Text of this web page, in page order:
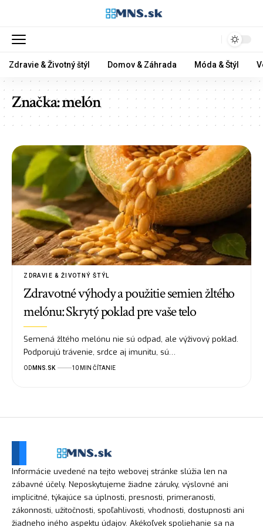
Zdravie & Životný štýl Domov & Záhrada Móda & Štýl
Značka:melón
ZDRAVIE & ŽIVOTNÝ ŠTÝL
Zdravotné výhody a použitie semien žltého
melónu: Skrytý poklad pre vaše telo
Semená žltého melónu nie sú odpad, ale výživový poklad.
Podporujú trávenie, srdce aj imunitu, sú…
OD MNS.SK 10 MIN ČÍTANIE
Informácie uvedené na tejto webovej stránke slúžia len na
zábavné účely. Neposkytujeme žiadne záruky, výslovné ani
implicitné, týkajúce sa úplnosti, presnosti, primeranosti,
zákonnosti, užitočnosti, spoľahlivosti, vhodnosti, dostupnosti ani
žiadneho iného aspektu údajov. Akékoľvek spoliehanie sa na